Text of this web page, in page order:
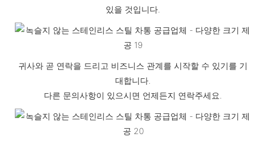
있을 것입니다.
귀사와 곧 연락을 드리고 비즈니스 관계를 시작할 수 있기를 기
대합니다.
다른 문의사항이 있으시면 언제든지 연락주세요.